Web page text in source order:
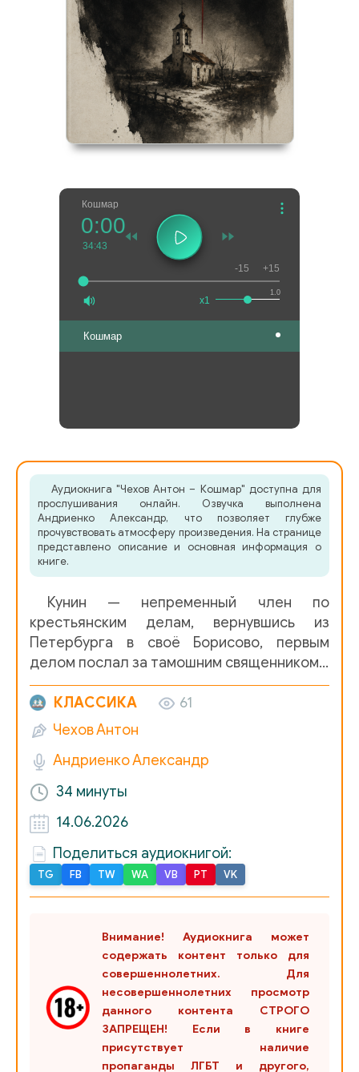
Кошмар
0:00
34:43
1.0
x1
-15 +15
Кошмар
Аудиокнига "Чехов Антон – Кошмар" доступна для
прослушивания онлайн. Озвучка выполнена
Андриенко Александр, что позволяет глубже
прочувствовать атмосферу произведения. На странице
представлено описание и основная информация о
книге.
Кунин — непременный член по
крестьянским делам, вернувшись из
Петербурга в своё Борисово, первым
делом послал за тамошним священником…
КЛАССИКА
61
Чехов Антон
Андриенко Александр
34 минуты
14.06.2026
Поделиться аудиокнигой:
TG FB TW WA VB PT VK
Внимание! Аудиокнига может
содержать контент только для
совершеннолетних. Для
несовершеннолетних просмотр
данного контента СТРОГО
ЗАПРЕЩЕН! Если в книге
присутствует наличие
пропаганды ЛГБТ и другого,